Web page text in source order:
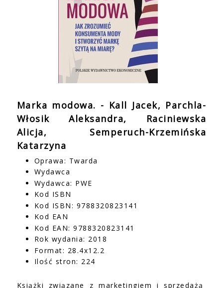
Marka modowa. - Kall Jacek, Parchla-
Włosik Aleksandra, Raciniewska
Alicja, Semperuch-Krzemińska
Katarzyna
Oprawa: Twarda
Wydawca
Wydawca: PWE
Kod ISBN
Kod ISBN: 9788320823141
Kod EAN
Kod EAN: 9788320823141
Rok wydania: 2018
Format: 28.4x12.2
Ilość stron: 224
Książki związane z marketingiem i sprzedażą